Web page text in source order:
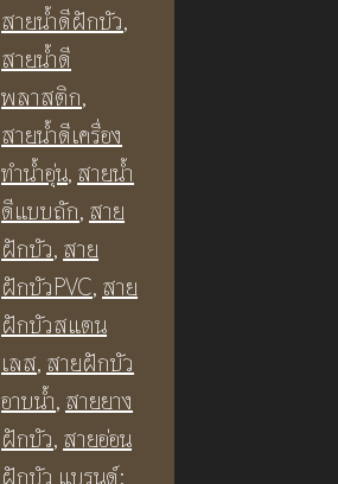
น้ำ
อุ่น
ยาว
120
ซม.
สี
ทอง
ด้าน
BF378P2
PVC
Hose
Brushed
Gold
สายน้ำดีฝักบัว,
สายน้ำดี
พลาสติก,
สายน้ำดีเครื่อง
ทำน้ำอุ่น, สายน้ำ
ดีแบบถัก, สาย
ฝักบัว, สาย
ฝักบัวPVC, สาย
ฝักบัวสแตน
เลส, สายฝักบัว
อาบน้ำ, สายยาง
ฝักบัว, สายอ่อน
ฝักบัว แบรนด์: